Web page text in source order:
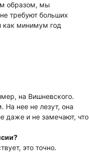
образом, мы
требуют больших
как минимум год
на Вишневского.
На нее не лезут, она
даже и не замечают, что
это точно.